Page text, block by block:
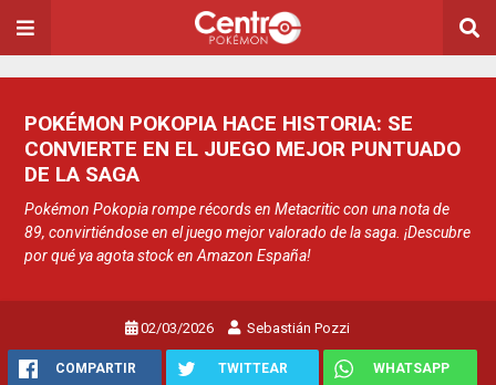
POKÉMON POKOPIA HACE HISTORIA: SE
CONVIERTE EN EL JUEGO MEJOR PUNTUADO
DE LA SAGA
Pokémon Pokopia rompe récords en Metacritic con una nota de
89, convirtiéndose en el juego mejor valorado de la saga. ¡Descubre
por qué ya agota stock en Amazon España!
02/03/2026 Sebastián Pozzi
COMPARTIR TWITTEAR WHATSAPP